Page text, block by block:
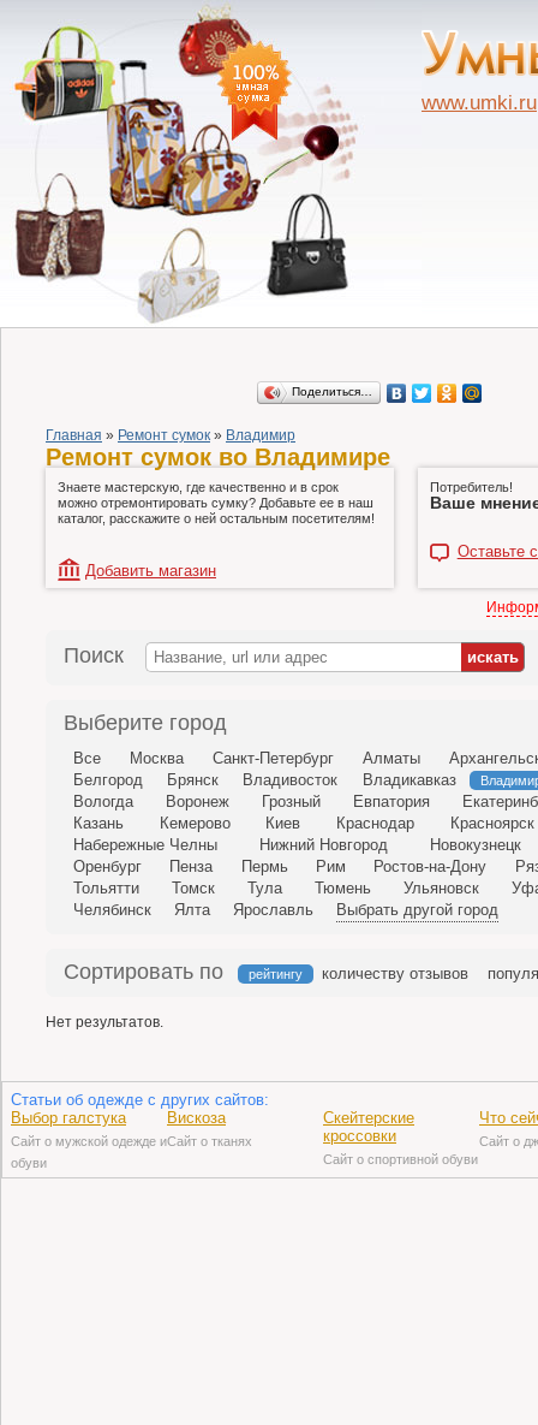
www.umki.ru
Поделиться…
Главная » Ремонт сумок » Владимир
Ремонт сумок во Владимире
Знаете мастерскую, где качественно и в срок
можно отремонтировать сумку? Добавьте ее в наш
каталог, расскажите о ней остальным посетителям!
Добавить магазин
Потребитель!
Ваше
Оставьте
Поиск
Выберите город
Все Москва Санкт-Петербург Алматы
Белгород
Брянск Владивосток Владикавказ
Вологда Воронеж Грозный Евпатория
Казань
Кемерово Киев Краснодар
Красноярск
Набережные Челны
Нижний Новгород
Новокузнецк
Оренбург
Пенза Пермь Рим Ростов-на-Дону
Тольятти
Томск Тула Тюмень Ульяновск
Челябинск
Ялта Ярославль Выбрать другой город
Сортировать по рейтингу количеству отзывов
Нет результатов.
Статьи об одежде с других сайтов:
Выбор галстука
Сайт о мужской одежде и
обуви
Вискоза
Сайт о тканях
Скейтерские
кроссовки
Сайт о спортивной обуви
Что
Сайт о